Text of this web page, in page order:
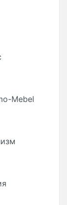
Mebel